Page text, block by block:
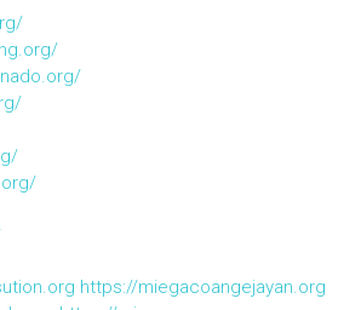
https://miegacoangejayan.org